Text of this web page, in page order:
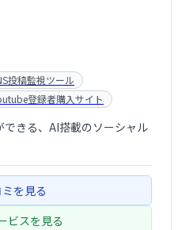
投稿監視ツール
登録者購入サイト
きる、AI搭載のソーシャル
を見る
ビスを見る